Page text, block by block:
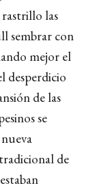
rastrillo las
sembrar con
mejor el
desperdicio
de las
se
de